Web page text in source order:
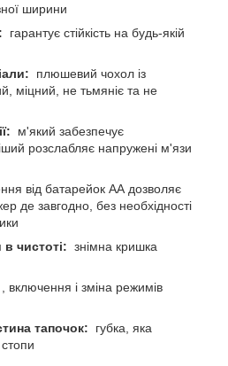
ширини
гарантує стійкість на будь-якій
плюшевий чохол із
міцний, не тьмяніє та не
м'який забезпечує
розслабляє напружені м'язи
від батарейок АА дозволяє
де завгодно, без необхідності
в чистоті: знімна кришка
, включення і зміна режимів
тапочок: губка, яка